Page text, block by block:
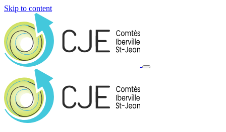
Skip to content